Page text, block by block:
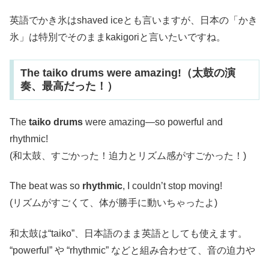
英語でかき氷はshaved iceとも言いますが、日本の「かき
氷」は特別でそのままkakigoriと言いたいですね。
The taiko drums were amazing!（太鼓の演
奏、最高だった！）
The taiko drums were amazing—so powerful and
rhythmic!
(和太鼓、すごかった！迫力とリズム感がすごかった！)
The beat was so rhythmic, I couldn’t stop moving!
(リズムがすごくて、体が勝手に動いちゃったよ)
和太鼓は“taiko”、日本語のまま英語としても使えます。
“powerful” や “rhythmic” などと組み合わせて、音の迫力や